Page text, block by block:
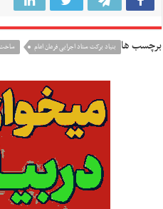
برچسب ها بنیاد برکت ستاد اجرایی فرمان امام ساخت ۱۵۰۰